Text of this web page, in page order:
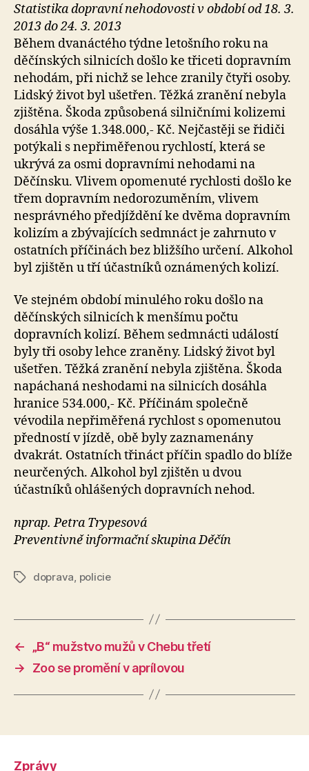
Statistika dopravní nehodovosti v období od 18. 3.
2013 do 24. 3. 2013
Během dvanáctého týdne letošního roku na
děčínských silnicích došlo ke třiceti dopravním
nehodám, při nichž se lehce zranily čtyři osoby.
Lidský život byl ušetřen. Těžká zranění nebyla
zjištěna. Škoda způsobená silničními kolizemi
dosáhla výše 1.348.000,- Kč. Nejčastěji se řidiči
potýkali s nepřiměřenou rychlostí, která se
ukrývá za osmi dopravními nehodami na
Děčínsku. Vlivem opomenuté rychlosti došlo ke
třem dopravním nedorozuměním, vlivem
nesprávného předjíždění ke dvěma dopravním
kolizím a zbývajících sedmnáct je zahrnuto v
ostatních příčinách bez bližšího určení. Alkohol
byl zjištěn u tří účastníků oznámených kolizí.
Ve stejném období minulého roku došlo na
děčínských silnicích k menšímu počtu
dopravních kolizí. Během sedmnácti událostí
byly tři osoby lehce zraněny. Lidský život byl
ušetřen. Těžká zranění nebyla zjištěna. Škoda
napáchaná neshodami na silnicích dosáhla
hranice 534.000,- Kč. Příčinám společně
vévodila nepřiměřená rychlost s opomenutou
předností v jízdě, obě byly zaznamenány
dvakrát. Ostatních třináct příčin spadlo do blíže
neurčených. Alkohol byl zjištěn u dvou
účastníků ohlášených dopravních nehod.
nprap. Petra Trypesová
Preventivně informační skupina Děčín
Štítkydoprava, policie
←
„B“ mužstvo mužů v Chebu třetí
→
Zoo se promění v aprílovou
Zprávy